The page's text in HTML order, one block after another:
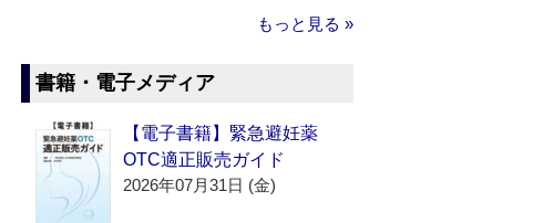
もっと見る »
書籍・電子メディア
【電子書籍】緊急避妊薬
OTC適正販売ガイド
2026年07月31日 (金)